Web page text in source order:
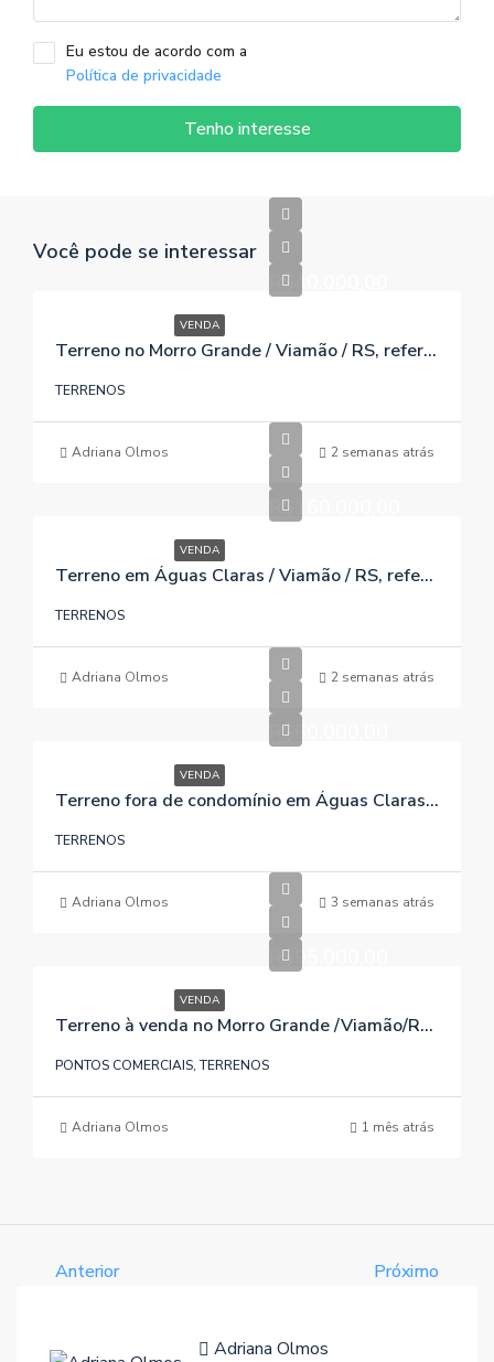
Eu estou de acordo com a
Política de privacidade
Tenho interesse
Você pode se interessar
VENDA
R$40.000,00
Terreno no Morro Grande / Viamão / RS, referência 196
TERRENOS
Adriana Olmos 2 semanas atrás
VENDA
R$160.000,00
Terreno em Águas Claras / Viamão / RS, referência 649
TERRENOS
Adriana Olmos 2 semanas atrás
VENDA
R$60.000,00
Terreno fora de condomínio em Águas Claras / Viamão / RS, referência 397
TERRENOS
Adriana Olmos 3 semanas atrás
VENDA
R$95.000,00
Terreno à venda no Morro Grande /Viamão/RS , referência 066
PONTOS COMERCIAIS, TERRENOS
Adriana Olmos 1 mês atrás
Anterior Próximo
Adriana Olmos